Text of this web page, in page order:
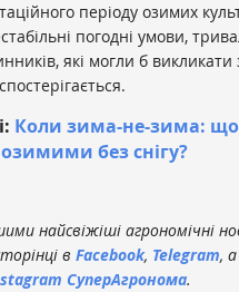
періоду озимих
погодні умови,
які могли б викликати
Коли зима-не-зима: що
озимими без снігу?
найсвіжіші агрономічні
в Facebook, Telegram,
СуперАгронома.